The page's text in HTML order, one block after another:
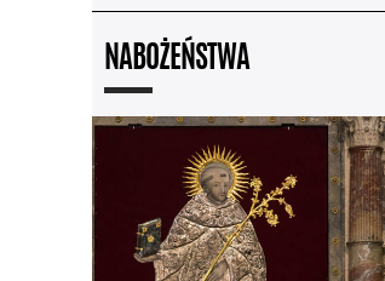
NABOŻEŃSTWA